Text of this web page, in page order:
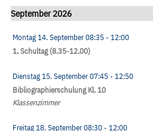
September 2026
Montag 14. September08:35- 12:00
1. Schultag (8.35-12.00)
Dienstag 15. September07:45- 12:50
Bibliographierschulung Kl. 10
Klassenzimmer
Freitag 18. September08:30- 12:00